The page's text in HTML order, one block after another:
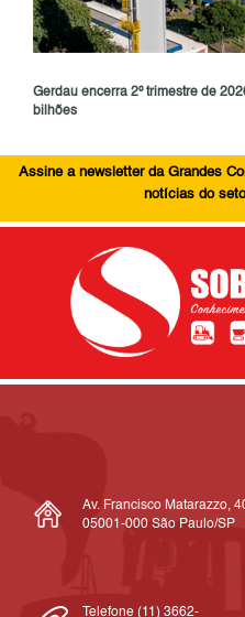
Gerdau encerra 2º trimestre de
bilhões
Assine a newsletter da Grandes
notícias do
Av. Francisco Matarazzo,
05001-000 São Paulo/SP
Telefone (11) 3662-